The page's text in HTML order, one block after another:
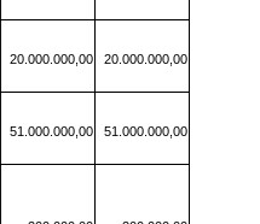
20.000.000,00 20.000.000,00
51.000.000,00 51.000.000,00